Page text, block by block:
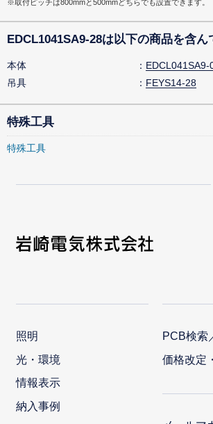
※取付ピッチは800mmと500mmどちらでも設置できます。
EDCL1041SA9-28は以下の商品を含ん
本体
EDCL041SA9-
吊具
FEYS14-28
特殊工具
特殊工具
照明
光・環境
情報表示
納入事例
PCB検索
価格改定